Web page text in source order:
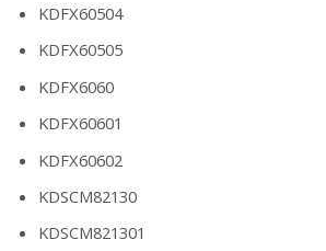
KDFX60504
KDFX60505
KDFX6060
KDFX60601
KDFX60602
KDSCM82130
KDSCM821301